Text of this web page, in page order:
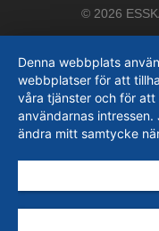
© 2026
Denna webbplats
webbplatser för att
våra tjänster och för att
användarnas
ändra mitt samtycke